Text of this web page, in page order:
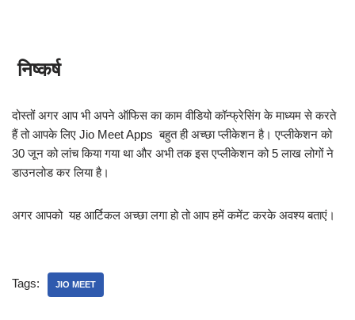
निष्कर्ष
दोस्तों अगर आप भी अपने ऑफिस का काम वीडियो कॉन्फ्रेसिंग के माध्यम से करते
हैं तो आपके लिए Jio Meet Apps बहुत ही अच्छा प्लीकेशन है। एप्लीकेशन को
30 जून को लांच किया गया था और अभी तक इस एप्लीकेशन को 5 लाख लोगों ने
डाउनलोड कर लिया है।
अगर आपको यह आर्टिकल अच्छा लगा हो तो आप हमें कमेंट करके अवश्य बताएं।
Tags: JIO MEET